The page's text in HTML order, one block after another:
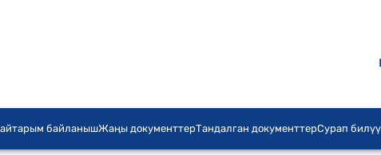
байланышЖаңы документтерТандалган документтерСурап билүү